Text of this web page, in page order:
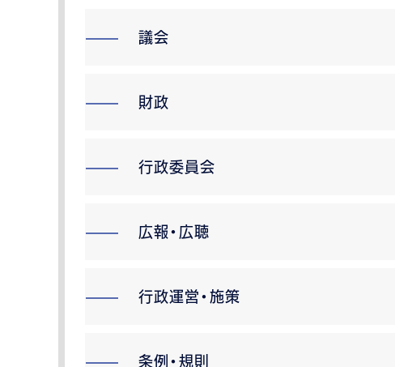
議会
財政
行政委員会
広報・広聴
行政運営・施策
条例・規則